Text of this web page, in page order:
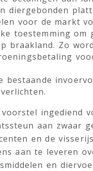
diergebonden
voor de markt
toestemming om
braakland. Zo
ingediend
aan zwaar
en de
aan te leveren
en